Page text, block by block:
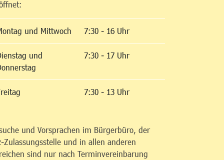
und Mittwoch 7:30 - 16 Uhr
und
7:30 - 17 Uhr
7:30 - 13 Uhr
und Vorsprachen im Bürgerbüro, der
Zulassungsstelle und in allen anderen
sind nur nach Terminvereinbarung